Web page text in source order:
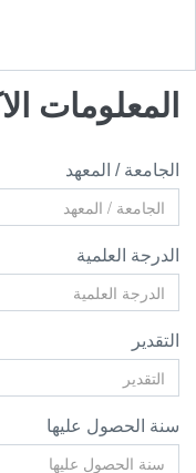
المعلومات
الجامعة / المعهد
الدرجة العلمية
التقدير
سنة الحصول عليها